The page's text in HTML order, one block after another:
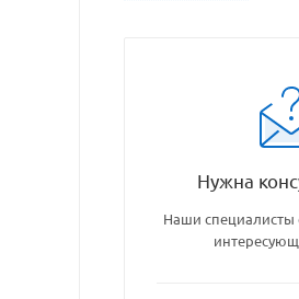
Нужна
Наши специалисты